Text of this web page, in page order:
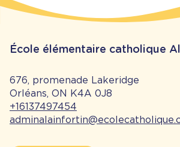
École élémentaire catholique
676, promenade Lakeridge
Orléans, ON K4A 0J8
+16137497454